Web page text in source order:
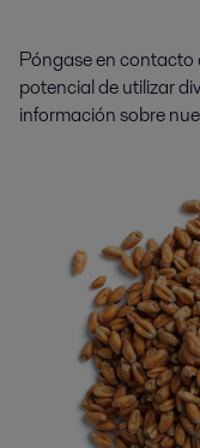
Póngase en contacto
potencial de utilizar
información sobre